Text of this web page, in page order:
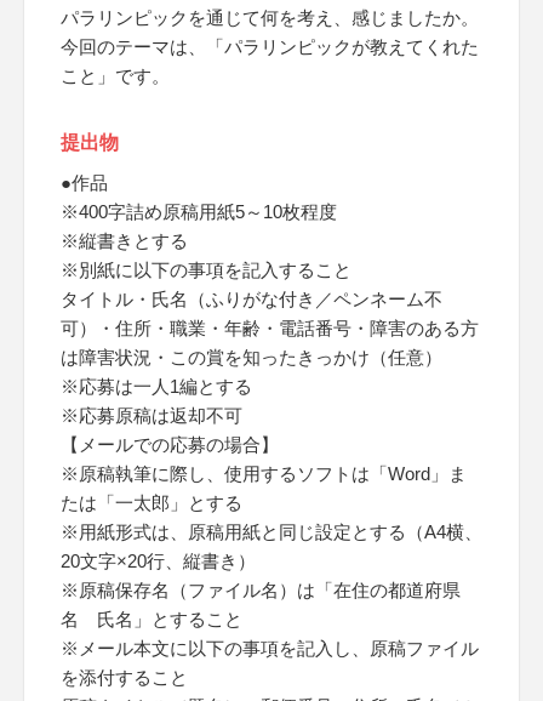
パラリンピックを通じて何を考え、感じましたか。
今回のテーマは、「パラリンピックが教えてくれた
こと」です。
提出物
●作品
※400字詰め原稿用紙5～10枚程度
※縦書きとする
※別紙に以下の事項を記入すること
タイトル・氏名（ふりがな付き／ペンネーム不
可）・住所・職業・年齢・電話番号・障害のある方
は障害状況・この賞を知ったきっかけ（任意）
※応募は一人1編とする
※応募原稿は返却不可
【メールでの応募の場合】
※原稿執筆に際し、使用するソフトは「Word」ま
たは「一太郎」とする
※用紙形式は、原稿用紙と同じ設定とする（A4横、
20文字×20行、縦書き）
※原稿保存名（ファイル名）は「在住の都道府県
名 氏名」とすること
※メール本文に以下の事項を記入し、原稿ファイル
を添付すること